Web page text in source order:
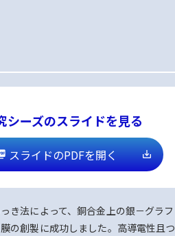
シーズのスライドを見る
スライドのPDFを開く
き法によって、銅合金上の銀－グラフ
の創製に成功しました。高導電性且つ